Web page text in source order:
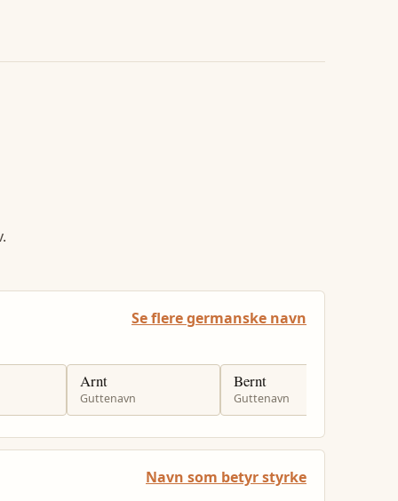
Se flere germanske navn
Arnt
Guttenavn
Bernt
Guttenavn
Navn som betyr styrke